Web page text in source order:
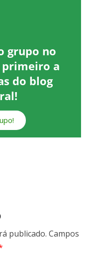
grupo no
primeiro a
do blog
publicado. Campos